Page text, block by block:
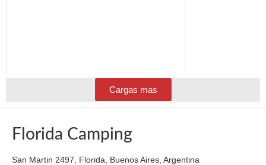
Cargas mas
Florida Camping
San Martin 2497, Florida, Buenos Aires, Argentina